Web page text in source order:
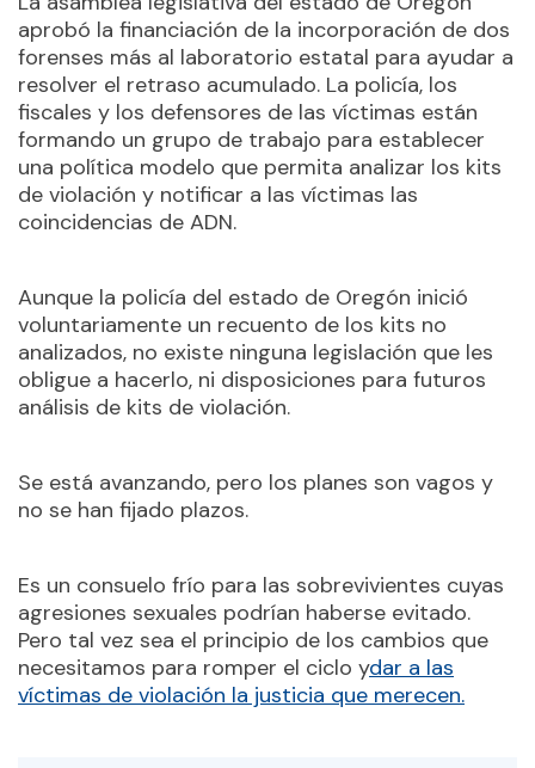
aprobó la financiación de la incorporación de dos
forenses más al laboratorio estatal para ayudar a
resolver el retraso acumulado. La policía, los
fiscales y los defensores de las víctimas están
formando un grupo de trabajo para establecer
una política modelo que permita analizar los kits
de violación y notificar a las víctimas las
coincidencias de ADN.
Aunque la policía del estado de Oregón inició
voluntariamente un recuento de los kits no
analizados, no existe ninguna legislación que les
obligue a hacerlo, ni disposiciones para futuros
análisis de kits de violación.
Se está avanzando, pero los planes son vagos y
no se han fijado plazos.
Es un consuelo frío para las sobrevivientes cuyas
agresiones sexuales podrían haberse evitado.
Pero tal vez sea el principio de los cambios que
necesitamos para romper el ciclo ydar a las
víctimas de violación la justicia que merecen.